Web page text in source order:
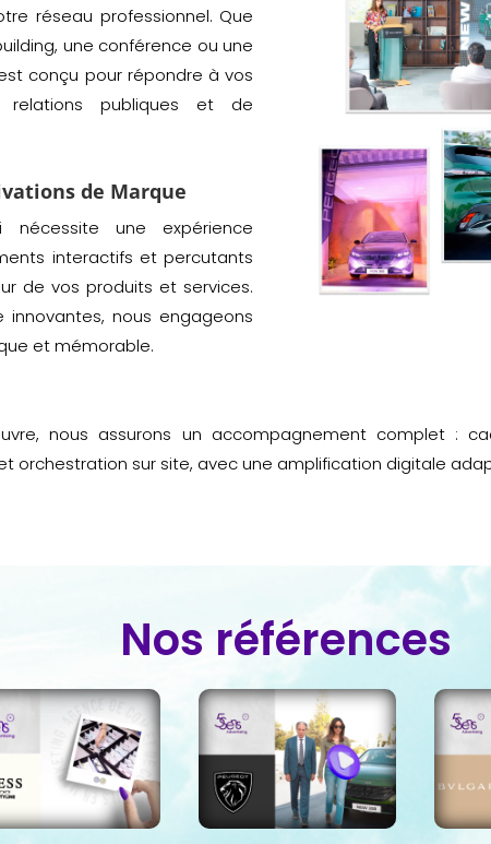
réseau professionnel. Que
une conférence ou une
conçu pour répondre à vos
relations publiques et de
de Marque
une expérience
interactifs et percutants
de vos produits et services.
nous engageons
et mémorable.
nous assurons un accompagnement complet :
orchestration sur site, avec une amplification digitale
Nos références